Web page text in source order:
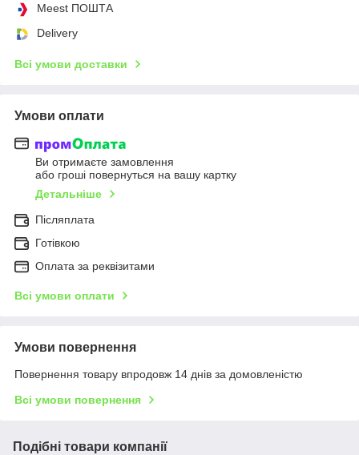
Meest ПОШТА
Delivery
Всі умови доставки
Умови оплати
Ви отримаєте замовлення
або гроші повернуться на вашу картку
Детальніше
Післяплата
Готівкою
Оплата за реквізитами
Всі умови оплати
Умови повернення
Повернення товару впродовж 14 днів за домовленістю
Всі умови повернення
Подібні товари компанії